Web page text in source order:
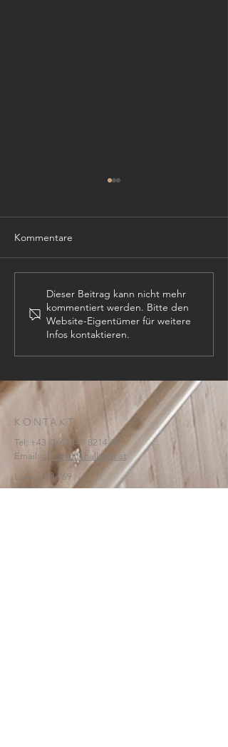
PROJEKTLEITER (m,w,d)
Kommentare
Dieser Beitrag kann nicht mehr
kommentiert werden. Bitte den
Website-Eigentümer für weitere
Infos kontaktieren.
KONTAKT:
Tel: +43 (0) 6134 / 8214-0
Email: office@htl-hallstatt.at
Lahnstraße 69
4830 Hallstatt